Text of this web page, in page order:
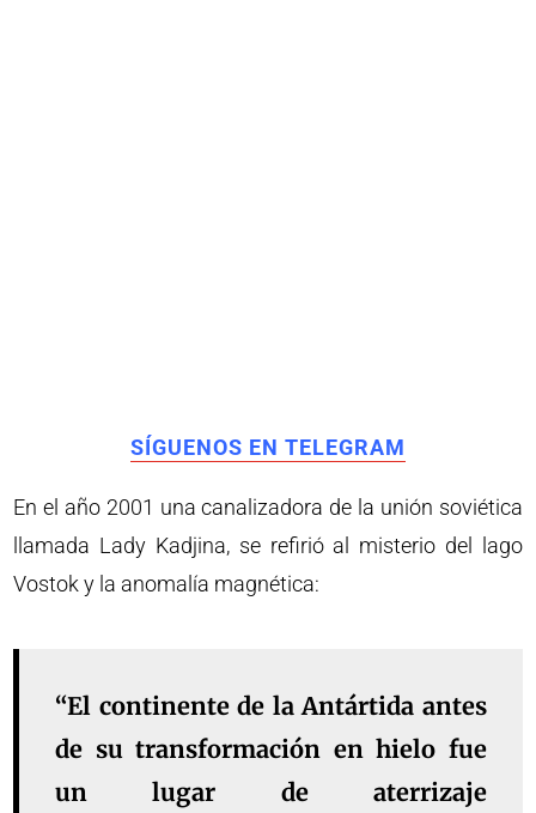
SÍGUENOS EN TELEGRAM
En el año 2001 una canalizadora de la unión soviética
llamada Lady Kadjina, se refirió al misterio del lago
Vostok y la anomalía magnética:
“El continente de la Antártida antes
de su transformación en hielo fue
un lugar de aterrizaje